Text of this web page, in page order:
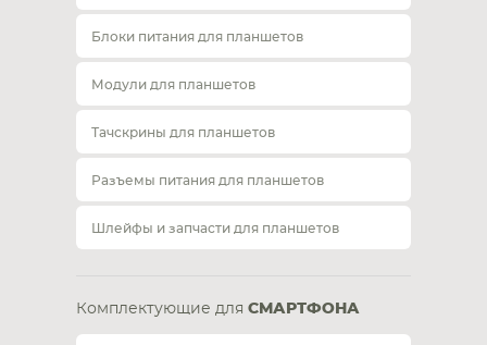
Блоки питания для планшетов
Модули для планшетов
Тачскрины для планшетов
Разъемы питания для планшетов
Шлейфы и запчасти для планшетов
Комплектующие для СМАРТФОНА